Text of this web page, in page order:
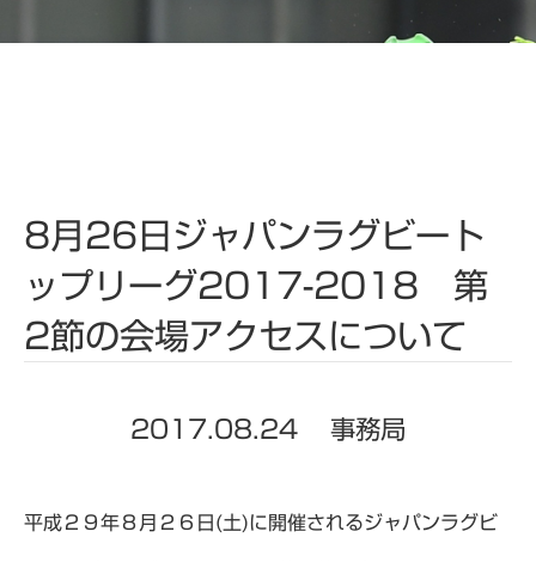
8月26日ジャパンラグビート
ップリーグ2017-2018 第
2節の会場アクセスについて
2017.08.24 事務局
平成２９年８月２６日(土)に開催されるジャパンラグビ